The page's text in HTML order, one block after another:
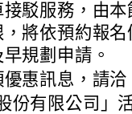
駁服務，由
將依預約報
規劃申請。
惠訊息，請洽
份有限公司」